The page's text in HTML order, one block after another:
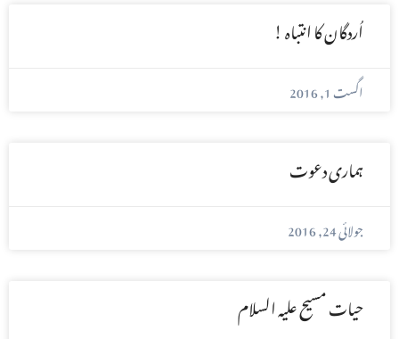
اُردگان کا انتباہ !
اگست 1, 2016
ہماری دعوت
جولائی 24, 2016
حیات مسیح علیہ السلام